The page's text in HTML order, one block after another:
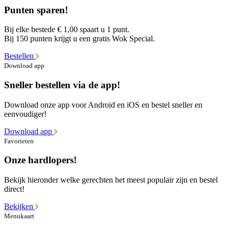
Punten sparen!
Bij elke bestede € 1,00 spaart u 1 punt.
Bij 150 punten krijgt u een gratis Wok Special.
Bestellen
Download app
Sneller bestellen via de app!
Download onze app voor Android en iOS en bestel sneller en
eenvoudiger!
Download app
Favorieten
Onze hardlopers!
Bekijk hieronder welke gerechten het meest populair zijn en bestel
direct!
Bekijken
Menukaart